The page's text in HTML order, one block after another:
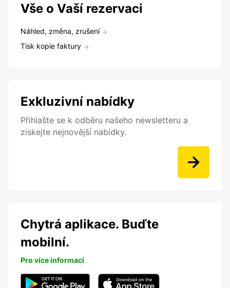
Vše o Vaší rezervaci
Náhled, změna, zrušení
Tisk kopie faktury
Exkluzivní nabídky
Přihlašte se k odběru našeho newsletteru a
získejte nejnovější nabídky.
Chytrá aplikace. Buďte
mobilní.
Pro více informací